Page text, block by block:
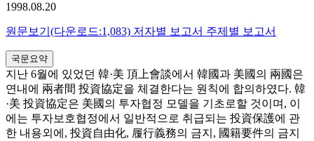
1998.08.20
원문보기(다운로드:1,083) 저자별 보고서 주제별 보고서
국문요약
지난 6월에 있었던 韓·美 頂上會談에서 韓國과 美國의 兩國은
연내에 兩者間 投資協定을 체결한다는 원칙에 합의하였다. 韓
·美 投資協定은 美國의 투자협정 모델을 기초로할 것이며, 이
에는 투자보호협정에서 일반적으로 취급되는 投資保護에 관
한 내용외에, 投資自由化, 履行義務의 금지, 國籍要件의 금지